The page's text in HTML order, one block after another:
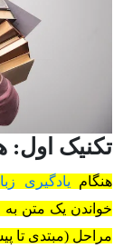
تکنیک اول:
هنگام یادگیری
خواندن یک متن
مراحل (مبتدی تا